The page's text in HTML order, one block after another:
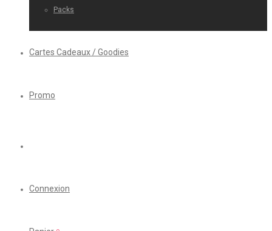
Packs
Cartes Cadeaux / Goodies
Promo
Connexion